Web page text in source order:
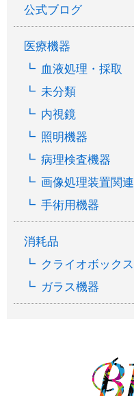
公式ブログ
医療機器
血液処理・採取
未分類
内視鏡
照明機器
病理検査機器
画像処理装置関連
手術用機器
消耗品
クライオボックス
ガラス機器